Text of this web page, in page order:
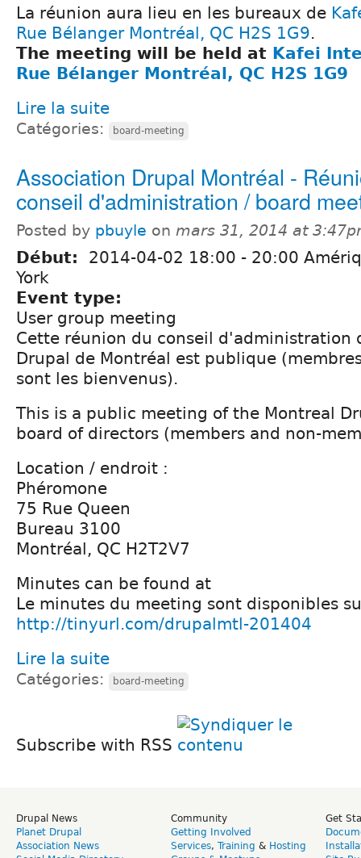
La réunion aura lieu en les bureaux de
Rue Bélanger Montréal, QC H2S 1G9.
The meeting will be held at Kafei
Rue Bélanger Montréal, QC H2S 1G9
Lire la suite
Catégories: board-meeting
Association Drupal Montréal -
conseil d'administration / board
Posted by pbuyle on mars 31, 2014 at
Début: 2014-04-02 18:00 - 20:00
York
Event type:
User group meeting
Cette réunion du conseil d'administration
Drupal de Montréal est publique
sont les bienvenus).
This is a public meeting of the Montreal
board of directors (members and non-
Location / endroit :
Phéromone
75 Rue Queen
Bureau 3100
Montréal, QC H2T2V7
Minutes can be found at
Le minutes du meeting sont disponibles
http://tinyurl.com/drupalmtl-201404
Lire la suite
Catégories: board-meeting
Subscribe with RSS
Drupal News
Planet Drupal
Association News
Community
Getting Involved
Services, Training & Hosting
Get